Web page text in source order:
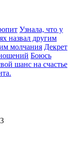
Узнала, что у
назвал другим
молчания Декрет
Боюсь
шанс на счастье